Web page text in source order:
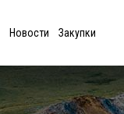
Новости Закупки